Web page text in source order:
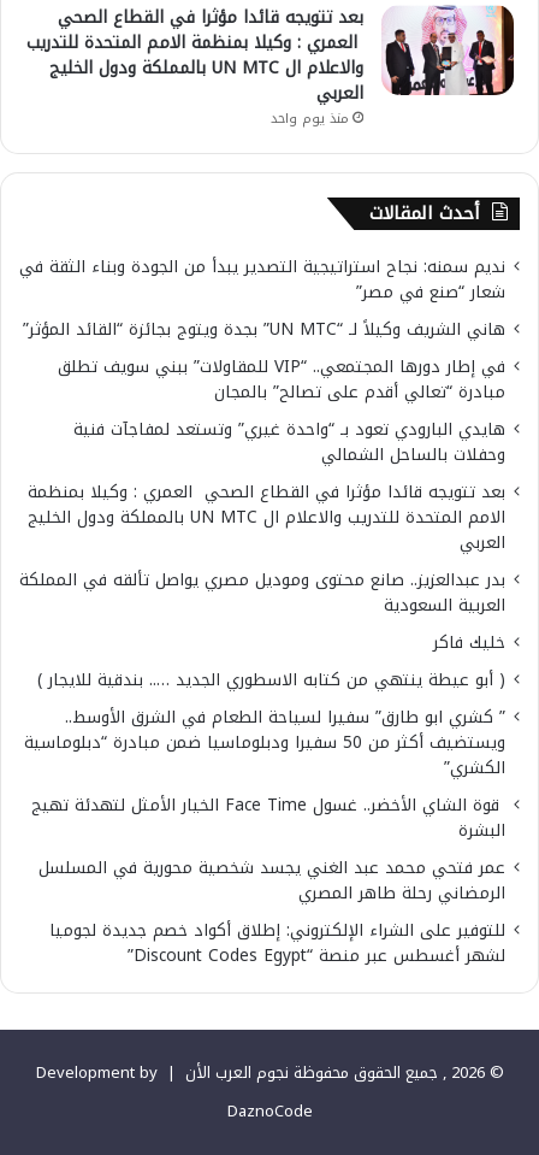
بعد تتويجه قائدا مؤثرا في القطاع الصحي
العمري : وكيلا بمنظمة الامم المتحدة للتدريب
والاعلام ال UN MTC بالمملكة ودول الخليج
العربي
منذ يوم واحد
أحدث المقالات
نديم سمنه: نجاح استراتيجية التصدير يبدأ من الجودة وبناء الثقة في
شعار “صنع في مصر”
هاني الشريف وكيلاً لـ “UN MTC” بجدة ويتوج بجائزة “القائد المؤثر”
في إطار دورها المجتمعي.. “VIP للمقاولات” ببني سويف تطلق
مبادرة “تعالي أقدم على تصالح” بالمجان
هايدي البارودي تعود بـ “واحدة غيري” وتستعد لمفاجآت فنية
وحفلات بالساحل الشمالي
بعد تتويجه قائدا مؤثرا في القطاع الصحي العمري : وكيلا بمنظمة
الامم المتحدة للتدريب والاعلام ال UN MTC بالمملكة ودول الخليج
العربي
بدر عبدالعزيز.. صانع محتوى وموديل مصري يواصل تألقه في المملكة
العربية السعودية
خليك فاكر
( أبو عيطة ينتهي من كتابه الاسطوري الجديد ….. بندقية للايجار )
” كشري ابو طارق” سفيرا لسياحة الطعام في الشرق الأوسط..
ويستضيف أكثر من 50 سفيرا ودبلوماسيا ضمن مبادرة “دبلوماسية
الكشري”
قوة الشاي الأخضر.. غسول Face Time الخيار الأمثل لتهدئة تهيج
البشرة
عمر فتحي محمد عبد الغني يجسد شخصية محورية في المسلسل
الرمضاني رحلة طاهر المصري
للتوفير على الشراء الإلكتروني: إطلاق أكواد خصم جديدة لجوميا
لشهر أغسطس عبر منصة “Discount Codes Egypt”
© 2026 , جميع الحقوق محفوظة نجوم العرب الأن |
Development by
DaznoCode